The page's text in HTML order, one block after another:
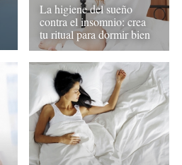
La higiene del sueño
contra el insomnio: crea
tu ritual para dormir bien